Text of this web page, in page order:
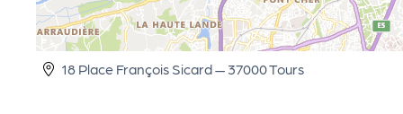
18 Place François Sicard — 37000 Tours
s
P